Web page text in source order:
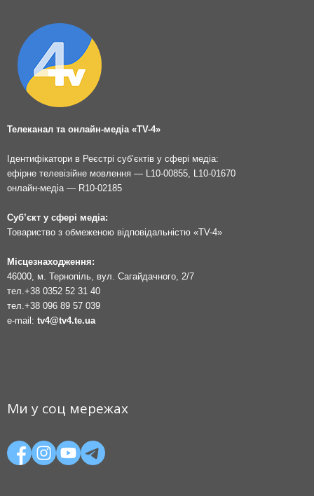
Телеканал та онлайн-медіа «TV-4»
Ідентифікатори в Реєстрі суб’єктів у сфері медіа:
ефірне телевізійне мовлення — L10-00855, L10-01670
онлайн-медіа — R10-02185
Суб’єкт у сфері медіа:
Товариство з обмеженою відповідальністю «TV-4»
Місцезнаходження:
46000, м. Тернопіль, вул. Сагайдачного, 2/7
тел. +38 0352 52 31 40
тел. +38 096 89 57 039
e-mail: tv4@tv4.te.ua
Ми у соц мережах